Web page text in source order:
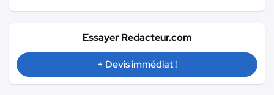
Essayer Redacteur.com
+ Devis immédiat !